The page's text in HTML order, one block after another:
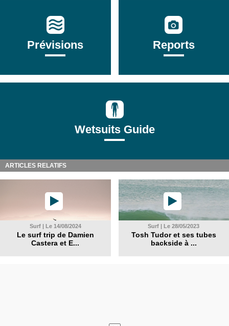
Prévisions Reports
Wetsuits Guide
ARTICLES RELATIFS
Surf | Le 14/08/2024
Le surf trip de Damien
Castera et E...
Surf | Le 28/05/2023
Tosh Tudor et ses tubes
backside à ...